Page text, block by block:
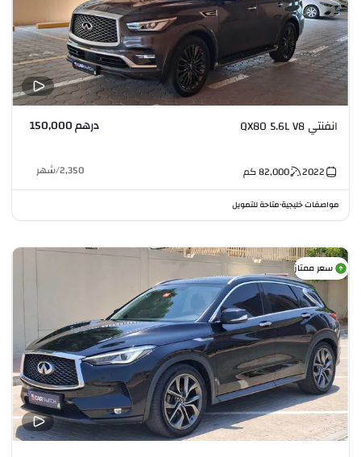
انفنتي QX80 5.6L V8 درهم 150,000
2022
82,000كم 2,350
/شهر
مواصفات خليجية•متاحة للتمويل
سعر ممتاز